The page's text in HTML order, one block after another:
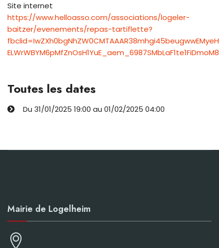
Site internet
https://www.helloasso.com/associations/logeler-
baitzer/evenements/repas-tartiflette?
Toutes les dates
Du 31/01/2025 19:00 au 01/02/2025 04:00
Mairie de Logelheim